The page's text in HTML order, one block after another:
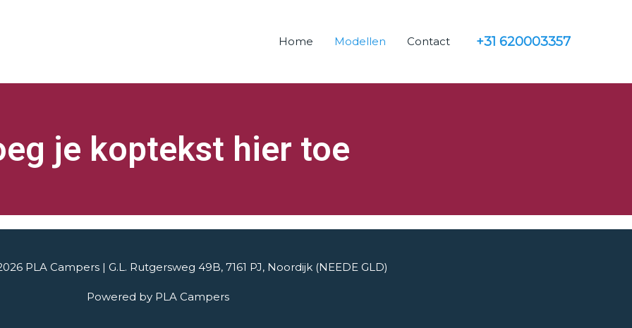
Home Modellen Contact +31 620003357
je koptekst hier toe
PLA Campers| G.L. Rutgersweg 49B, 7161 PJ, Noordijk (NEEDE GLD)
Powered by PLA Campers